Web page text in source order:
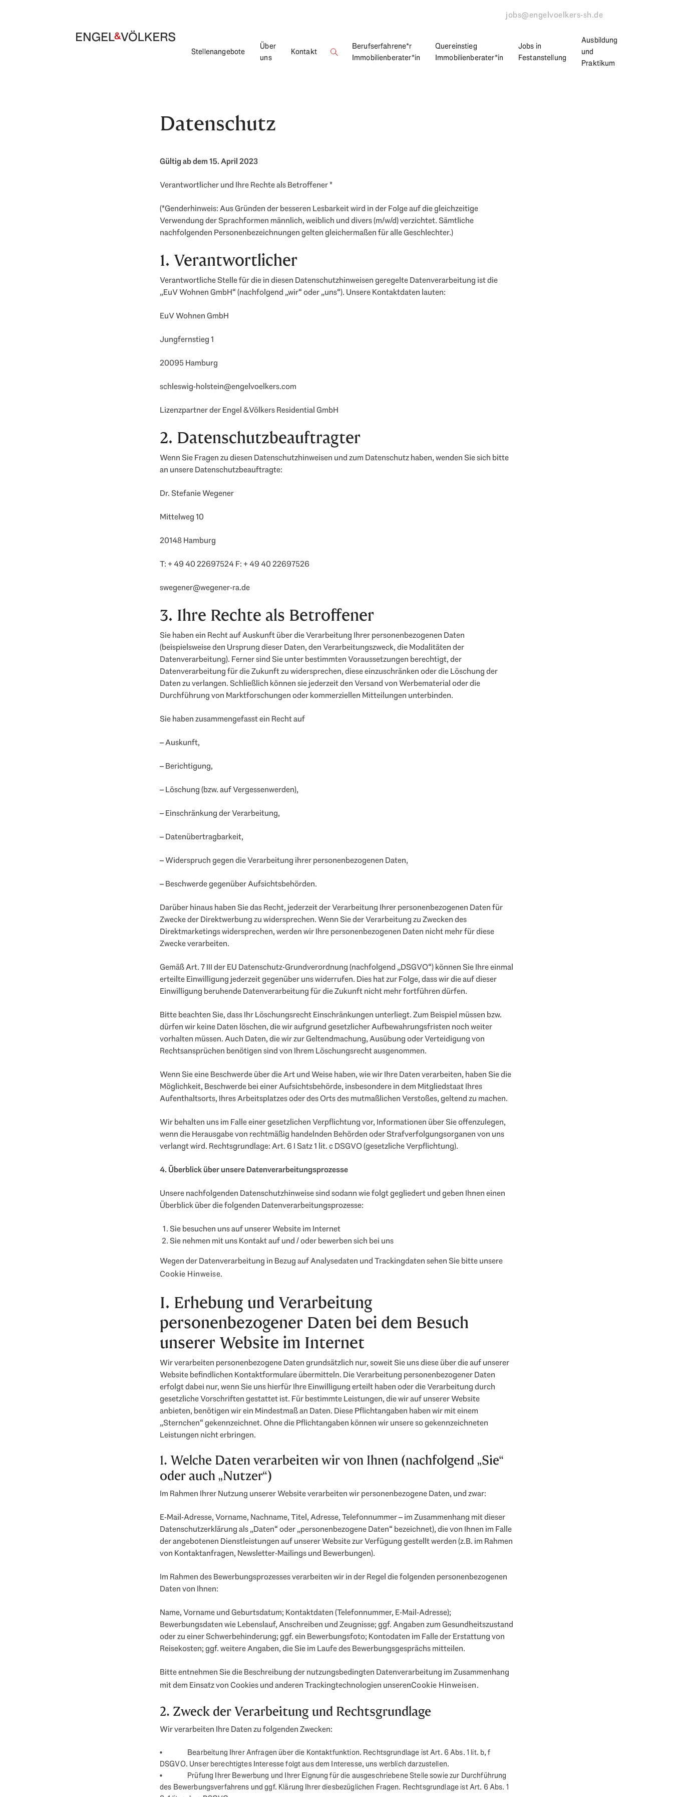
jobs@engelvoelkers-sh.de
Stellenangebote
Über
uns
Kontakt
Berufserfahrene*r
Immobilienberater*in
Quereinstieg
Immobilienberater*in
Jobs in
Festanstellung
Ausbildung
und
Praktikum
Datenschutz
Gültig ab dem 15. April 2023
Verantwortlicher und Ihre Rechte als Betroffener *
(*Genderhinweis: Aus Gründen der besseren Lesbarkeit wird in der Folge auf die gleichzeitige
Verwendung der Sprachformen männlich, weiblich und divers (m/w/d) verzichtet. Sämtliche
nachfolgenden Personenbezeichnungen gelten gleichermaßen für alle Geschlechter.)
1. Verantwortlicher
Verantwortliche Stelle für die in diesen Datenschutzhinweisen geregelte Datenverarbeitung ist die
„EuV Wohnen GmbH“ (nachfolgend „wir“ oder „uns“). Unsere Kontaktdaten lauten:
EuV Wohnen GmbH
Jungfernstieg 1
20095 Hamburg
schleswig-holstein@engelvoelkers.com
Lizenzpartner der Engel & Völkers Residential GmbH
2. Datenschutzbeauftragter
Wenn Sie Fragen zu diesen Datenschutzhinweisen und zum Datenschutz haben, wenden Sie sich bitte
an unsere Datenschutzbeauftragte:
Dr. Stefanie Wegener
Mittelweg 10
20148 Hamburg
T: + 49 40 22697524 F: + 49 40 22697526
swegener@wegener-ra.de
3. Ihre Rechte als Betroffener
Sie haben ein Recht auf Auskunft über die Verarbeitung Ihrer personenbezogenen Daten
(beispielsweise den Ursprung dieser Daten, den Verarbeitungszweck, die Modalitäten der
Datenverarbeitung). Ferner sind Sie unter bestimmten Voraussetzungen berechtigt, der
Datenverarbeitung für die Zukunft zu widersprechen, diese einzuschränken oder die Löschung der
Daten zu verlangen. Schließlich können sie jederzeit den Versand von Werbematerial oder die
Durchführung von Marktforschungen oder kommerziellen Mitteilungen unterbinden.
Sie haben zusammengefasst ein Recht auf
– Auskunft,
– Berichtigung,
– Löschung (bzw. auf Vergessenwerden),
– Einschränkung der Verarbeitung,
– Datenübertragbarkeit,
– Widerspruch gegen die Verarbeitung ihrer personenbezogenen Daten,
– Beschwerde gegenüber Aufsichtsbehörden.
Darüber hinaus haben Sie das Recht, jederzeit der Verarbeitung Ihrer personenbezogenen Daten für
Zwecke der Direktwerbung zu widersprechen. Wenn Sie der Verarbeitung zu Zwecken des
Direktmarketings widersprechen, werden wir Ihre personenbezogenen Daten nicht mehr für diese
Zwecke verarbeiten.
Gemäß Art. 7 III der EU Datenschutz-Grundverordnung (nachfolgend „DSGVO“) können Sie Ihre einmal
erteilte Einwilligung jederzeit gegenüber uns widerrufen. Dies hat zur Folge, dass wir die auf dieser
Einwilligung beruhende Datenverarbeitung für die Zukunft nicht mehr fortführen dürfen.
Bitte beachten Sie, dass Ihr Löschungsrecht Einschränkungen unterliegt. Zum Beispiel müssen bzw.
dürfen wir keine Daten löschen, die wir aufgrund gesetzlicher Aufbewahrungsfristen noch weiter
vorhalten müssen. Auch Daten, die wir zur Geltendmachung, Ausübung oder Verteidigung von
Rechtsansprüchen benötigen sind von Ihrem Löschungsrecht ausgenommen.
Wenn Sie eine Beschwerde über die Art und Weise haben, wie wir Ihre Daten verarbeiten, haben Sie die
Möglichkeit, Beschwerde bei einer Aufsichtsbehörde, insbesondere in dem Mitgliedstaat Ihres
Aufenthaltsorts, Ihres Arbeitsplatzes oder des Orts des mutmaßlichen Verstoßes, geltend zu machen.
Wir behalten uns im Falle einer gesetzlichen Verpflichtung vor, Informationen über Sie offenzulegen,
wenn die Herausgabe von rechtmäßig handelnden Behörden oder Strafverfolgungsorganen von uns
verlangt wird. Rechtsgrundlage: Art. 6 I Satz 1 lit. c DSGVO (gesetzliche Verpflichtung).
4. Überblick über unsere Datenverarbeitungsprozesse
Unsere nachfolgenden Datenschutzhinweise sind sodann wie folgt gegliedert und geben Ihnen einen
Überblick über die folgenden Datenverarbeitungsprozesse:
Sie besuchen uns auf unserer Website im Internet
Sie nehmen mit uns Kontakt auf und / oder bewerben sich bei uns
Wegen der Datenverarbeitung in Bezug auf Analysedaten und Trackingdaten sehen Sie bitte unsere
Cookie Hinweise.
I. Erhebung und Verarbeitung
personenbezogener Daten bei dem Besuch
unserer Website im Internet
Wir verarbeiten personenbezogene Daten grundsätzlich nur, soweit Sie uns diese über die auf unserer
Website befindlichen Kontaktformulare übermitteln. Die Verarbeitung personenbezogener Daten
erfolgt dabei nur, wenn Sie uns hierfür Ihre Einwilligung erteilt haben oder die Verarbeitung durch
gesetzliche Vorschriften gestattet ist. Für bestimmte Leistungen, die wir auf unserer Website
anbieten, benötigen wir ein Mindestmaß an Daten. Diese Pflichtangaben haben wir mit einem
„Sternchen“ gekennzeichnet. Ohne die Pflichtangaben können wir unsere so gekennzeichneten
Leistungen nicht erbringen.
1. Welche Daten verarbeiten wir von Ihnen (nachfolgend „Sie“
oder auch „Nutzer“)
Im Rahmen Ihrer Nutzung unserer Website verarbeiten wir personenbezogene Daten, und zwar:
E-Mail-Adresse, Vorname, Nachname, Titel, Adresse, Telefonnummer – im Zusammenhang mit dieser
Datenschutzerklärung als „Daten“ oder „personenbezogene Daten“ bezeichnet), die von Ihnen im Falle
der angebotenen Dienstleistungen auf unserer Website zur Verfügung gestellt werden (z.B. im Rahmen
von Kontaktanfragen, Newsletter-Mailings und Bewerbungen).
Im Rahmen des Bewerbungsprozesses verarbeiten wir in der Regel die folgenden personenbezogenen
Daten von Ihnen:
Name, Vorname und Geburtsdatum; Kontaktdaten (Telefonnummer, E-Mail-Adresse);
Bewerbungsdaten wie Lebenslauf, Anschreiben und Zeugnisse; ggf. Angaben zum Gesundheitszustand
oder zu einer Schwerbehinderung; ggf. ein Bewerbungsfoto; Kontodaten im Falle der Erstattung von
Reisekosten; ggf. weitere Angaben, die Sie im Laufe des Bewerbungsgesprächs mitteilen.
Bitte entnehmen Sie die Beschreibung der nutzungsbedingten Datenverarbeitung im Zusammenhang
mit dem Einsatz von Cookies und anderen Trackingtechnologien unserenCookie Hinweisen.
2. Zweck der Verarbeitung und Rechtsgrundlage
Wir verarbeiten Ihre Daten zu folgenden Zwecken:
Bearbeitung Ihrer Anfragen über die Kontaktfunktion. Rechtsgrundlage ist Art. 6 Abs. 1 lit. b, f
DSGVO. Unser berechtigtes Interesse folgt aus dem Interesse, uns werblich darzustellen.
Prüfung Ihrer Bewerbung und Ihrer Eignung für die ausgeschriebene Stelle sowie zur Durchführung
des Bewerbungsverfahrens und ggf. Klärung Ihrer diesbezüglichen Fragen. Rechtsgrundlage ist Art. 6 Abs. 1